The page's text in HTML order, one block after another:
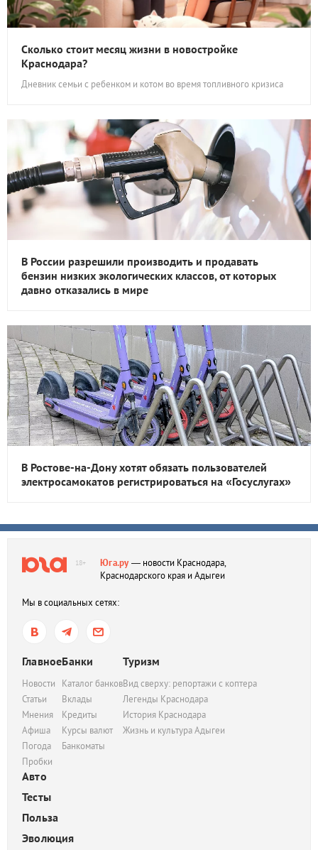
Сколько стоит месяц жизни в новостройке
Краснодара?
Дневник семьи с ребенком и котом во время топливного кризиса
В России разрешили производить и продавать
бензин низких экологических классов, от которых
давно отказались в мире
В Ростове-на-Дону хотят обязать пользователей
электросамокатов регистрироваться на «Госуслугах»
18+ Юга.ру— новости Краснодара,
Краснодарского края и Адыгеи
Мы в социальных сетях:
Главное
Новости
Статьи
Мнения
Афиша
Погода
Пробки
Банки
Каталог банков
Вклады
Кредиты
Курсы валют
Банкоматы
Туризм
Вид сверху: репортажи с коптера
Легенды Краснодара
История Краснодара
Жизнь и культура Адыгеи
Авто
Тесты
Польза
Эволюция